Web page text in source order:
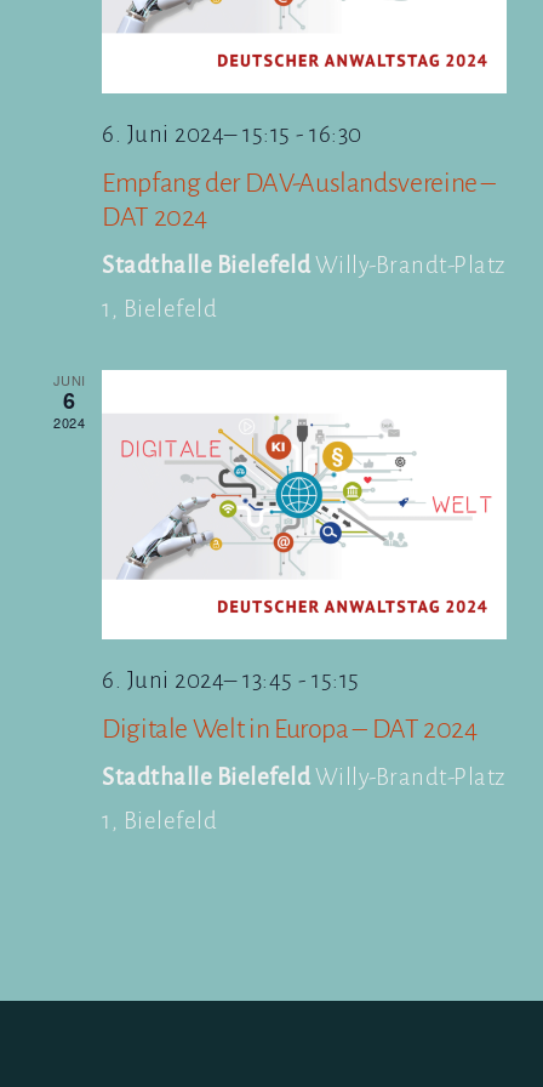
6. Juni 2024– 15:15 - 16:30
Empfang der DAV-Auslandsvereine –
DAT 2024
Stadthalle BielefeldWilly-Brandt-Platz
1, Bielefeld
JUNI
6
2024
6. Juni 2024– 13:45 - 15:15
Digitale Welt in Europa – DAT 2024
Stadthalle BielefeldWilly-Brandt-Platz
1, Bielefeld